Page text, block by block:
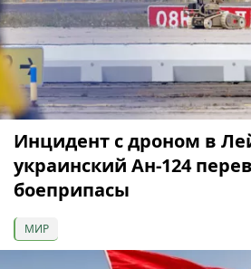
Инцидент с дроном в
украинский Ан-124
боеприпасы
МИР